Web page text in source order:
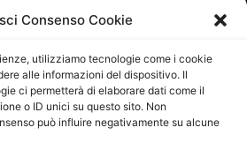
Consenso Cookie
utilizziamo tecnologie come i cookie
alle informazioni del dispositivo. Il
ci permetterà di elaborare dati come il
o ID unici su questo sito. Non
può influire negativamente su alcune
29/09/2015
Maurizio Scaglione
Maria Calabrese